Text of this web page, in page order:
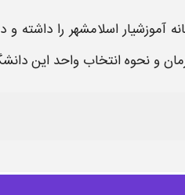
آموزشیار اسلامشهر را داشته
زمان و نحوه انتخاب واحد این